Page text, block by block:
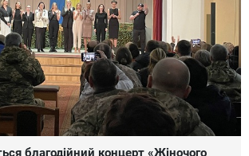
благодійний концерт «Жіночого